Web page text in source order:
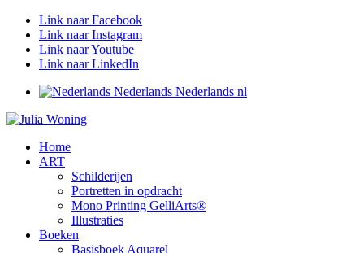
Link naar Facebook
Link naar Instagram
Link naar Youtube
Link naar LinkedIn
Nederlands Nederlands nl
Home
ART
Schilderijen
Portretten in opdracht
Mono Printing GelliArts®
Illustraties
Boeken
Basisboek Aquarel